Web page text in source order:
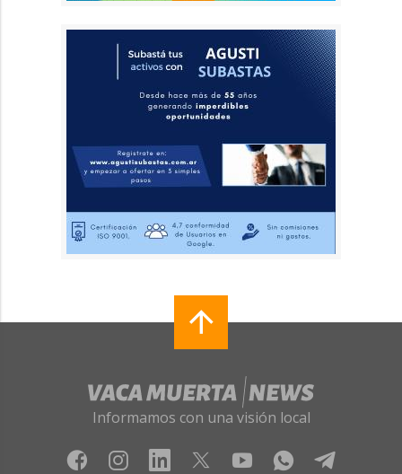
Informamos con una visión local